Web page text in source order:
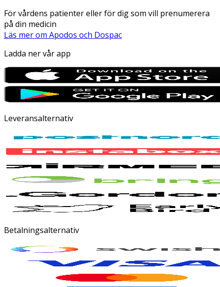
För vårdens patienter eller för dig som vill prenumerera
på din medicin
Läs mer om Apodos och Dospac
Ladda ner vår app
Leveransalternativ
Betalningsalternativ